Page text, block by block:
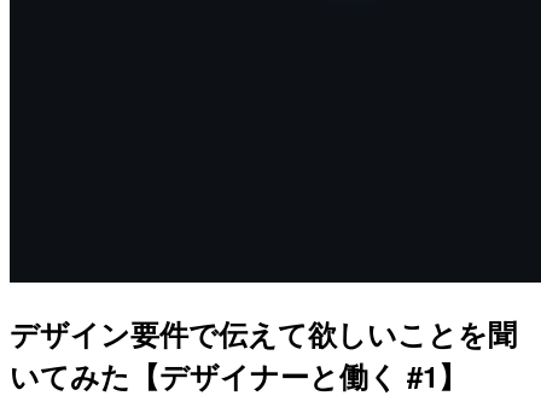
デザイン要件で伝えて欲しいことを聞
いてみた【デザイナーと働く #1】